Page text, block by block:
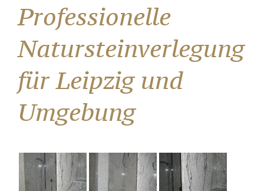
Professionelle
Natursteinverlegung
für Leipzig und
Umgebung